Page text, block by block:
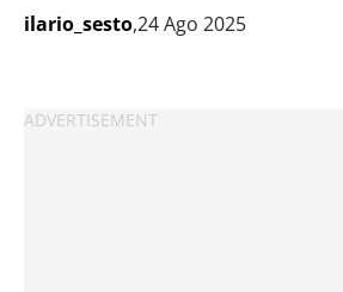
ilario_sesto,24 Ago 2025